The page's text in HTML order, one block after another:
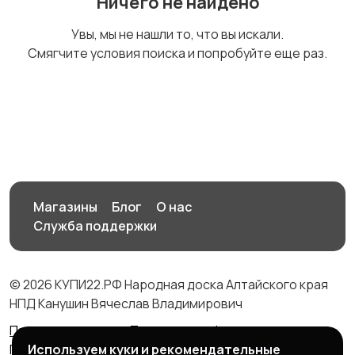
Другое
Увы, мы не нашли то, что вы искали.
Смягчите условия поиска и попробуйте еще раз.
Магазины Блог
О нас
Служба поддержки
© 2026 КУПИ22.РФ Народная доска Алтайского края
НПД Канушин Вячеслав Владимирович
Правила сервиса
Политика конфиденциальности
Политика использования cookie
Используем куки и рекомендательные